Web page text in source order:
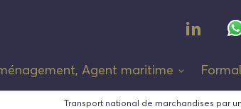
Agent maritime
Transport national de marchandises par